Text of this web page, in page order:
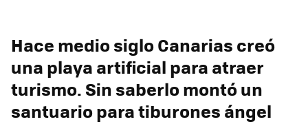
Hace medio siglo Canarias creó
una playa artificial para atraer
turismo. Sin saberlo montó un
santuario para tiburones ángel